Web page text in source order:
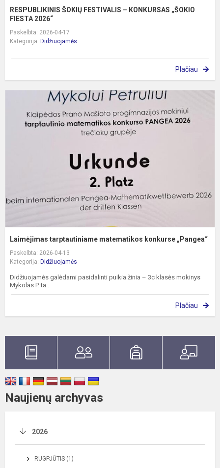
RESPUBLIKINIS ŠOKIŲ FESTIVALIS – KONKURSAS „ŠOKIO
FIESTA 2026“
Paskelbta: 2026-04-17
Kategorija: Didžiuojamės
Plačiau
Laimėjimas tarptautiniame matematikos konkurse „Pangea“
Paskelbta: 2026-04-13
Kategorija: Didžiuojamės
Didžiuojamės galėdami pasidalinti puikia žinia – 3c klasės mokinys
Mykolas P. ta...
Plačiau
Naujienų archyvas
2026
RUGPJŪTIS (1)